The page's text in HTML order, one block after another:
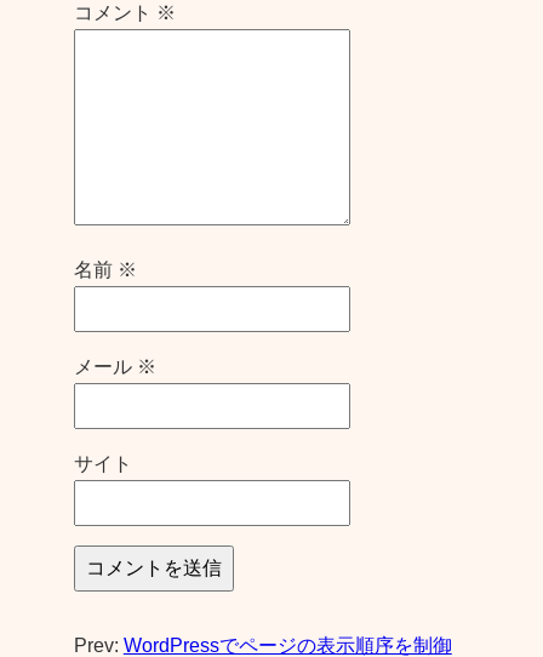
コメント ※
名前 ※
メール ※
サイト
Prev: WordPressでページの表示順序を制御